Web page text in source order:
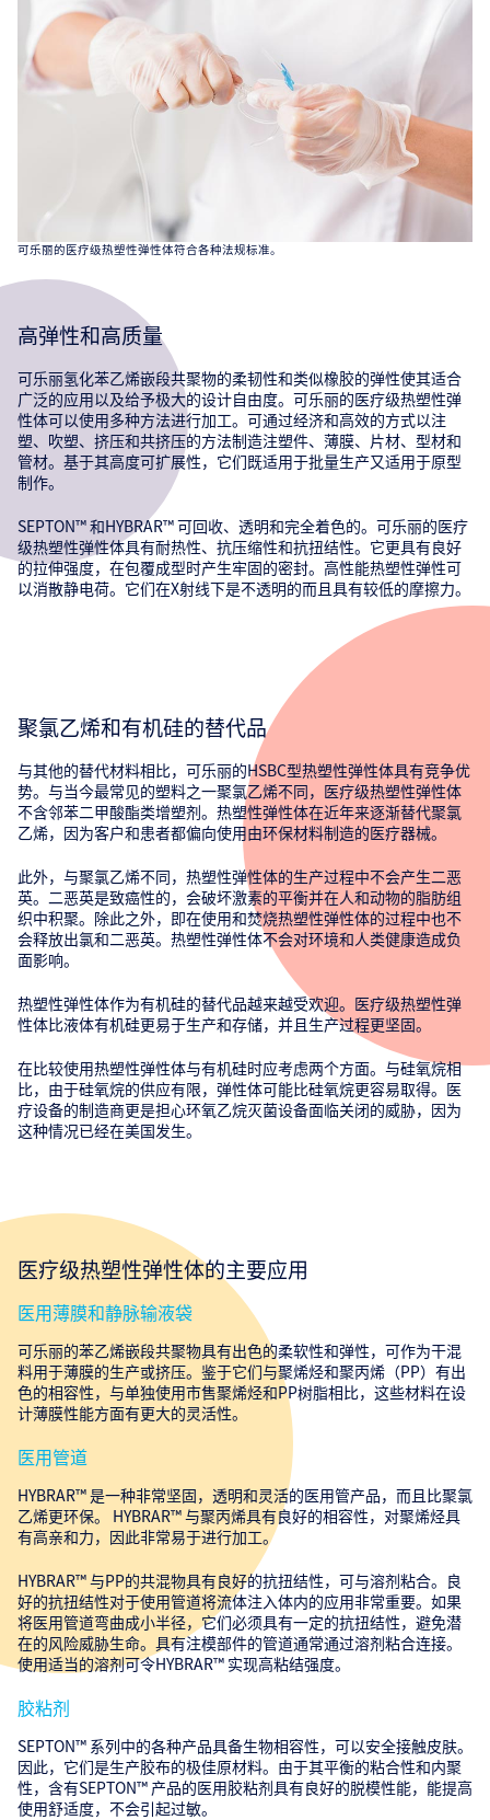
可乐丽的医疗级热塑性弹性体符合各种法规标准。
高弹性和高质量
可乐丽氢化苯乙烯嵌段共聚物的柔韧性和类似橡胶的弹性使其适合
广泛的应用以及给予极大的设计自由度。可乐丽的医疗级热塑性弹
性体可以使用多种方法进行加工。可通过经济和高效的方式以注
塑、吹塑、挤压和共挤压的方法制造注塑件、薄膜、片材、型材和
管材。基于其高度可扩展性，它们既适用于批量生产又适用于原型
制作。
SEPTON™ 和HYBRAR™ 可回收、透明和完全着色的。可乐丽的医疗
级热塑性弹性体具有耐热性、抗压缩性和抗扭结性。它更具有良好
的拉伸强度，在包覆成型时产生牢固的密封。高性能热塑性弹性可
以消散静电荷。它们在X射线下是不透明的而且具有较低的摩擦力。
聚氯乙烯和有机硅的替代品
与其他的替代材料相比，可乐丽的HSBC型热塑性弹性体具有竞争优
势。与当今最常见的塑料之一聚氯乙烯不同，医疗级热塑性弹性体
不含邻苯二甲酸酯类增塑剂。热塑性弹性体在近年来逐渐替代聚氯
乙烯，因为客户和患者都偏向使用由环保材料制造的医疗器械。
此外，与聚氯乙烯不同，热塑性弹性体的生产过程中不会产生二恶
英。二恶英是致癌性的，会破坏激素的平衡并在人和动物的脂肪组
织中积聚。除此之外，即在使用和焚烧热塑性弹性体的过程中也不
会释放出氯和二恶英。热塑性弹性体不会对环境和人类健康造成负
面影响。
热塑性弹性体作为有机硅的替代品越来越受欢迎。医疗级热塑性弹
性体比液体有机硅更易于生产和存储，并且生产过程更坚固。
在比较使用热塑性弹性体与有机硅时应考虑两个方面。与硅氧烷相
比，由于硅氧烷的供应有限，弹性体可能比硅氧烷更容易取得。医
疗设备的制造商更是担心环氧乙烷灭菌设备面临关闭的威胁，因为
这种情况已经在美国发生。
医疗级热塑性弹性体的主要应用
医用薄膜和静脉输液袋
可乐丽的苯乙烯嵌段共聚物具有出色的柔软性和弹性，可作为干混
料用于薄膜的生产或挤压。鉴于它们与聚烯烃和聚丙烯（PP）有出
色的相容性，与单独使用市售聚烯烃和PP树脂相比，这些材料在设
计薄膜性能方面有更大的灵活性。
医用管道
HYBRAR™ 是一种非常坚固，透明和灵活的医用管产品，而且比聚氯
乙烯更环保。 HYBRAR™ 与聚丙烯具有良好的相容性，对聚烯烃具
有高亲和力，因此非常易于进行加工。
HYBRAR™ 与PP的共混物具有良好的抗扭结性，可与溶剂粘合。良
好的抗扭结性对于使用管道将流体注入体内的应用非常重要。如果
将医用管道弯曲成小半径，它们必须具有一定的抗扭结性，避免潜
在的风险威胁生命。具有注模部件的管道通常通过溶剂粘合连接。
使用适当的溶剂可令HYBRAR™ 实现高粘结强度。
胶粘剂
SEPTON™ 系列中的各种产品具备生物相容性，可以安全接触皮肤。
因此，它们是生产胶布的极佳原材料。由于其平衡的粘合性和内聚
性，含有SEPTON™ 产品的医用胶粘剂具有良好的脱模性能，能提高
使用舒适度，不会引起过敏。